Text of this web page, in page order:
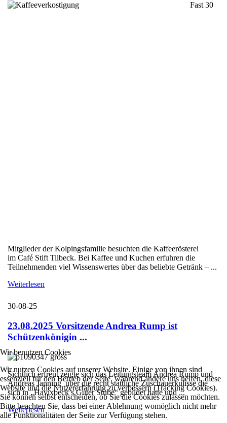
Fast 30
Mitglieder der Kolpingsfamilie besuchten die Kaffeerösterei
im Café Stift Tilbeck. Bei Kaffee und Kuchen erfuhren die
Teilnehmenden viel Wissenswertes über das beliebte Getränk – ...
Weiterlesen
30-08-25
23.08.2025 Vorsitzende Andrea Rump ist
Schützenkönigin ...
Sichtlich erfreut zeigte sich das Leitungsteam Andrea Rump und
Andreas Janning über die recht stattliche Zuschauerkulisse die
sich in „Havixbeck’s Guter Stube“ gebildet hatte und ...
Weiterlesen
Wir benutzen Cookies
Wir nutzen Cookies auf unserer Website. Einige von ihnen sind
essenziell für den Betrieb der Seite, während andere uns helfen, diese
Website und die Nutzererfahrung zu verbessern (Tracking Cookies).
Sie können selbst entscheiden, ob Sie die Cookies zulassen möchten.
Bitte beachten Sie, dass bei einer Ablehnung womöglich nicht mehr
alle Funktionalitäten der Seite zur Verfügung stehen.